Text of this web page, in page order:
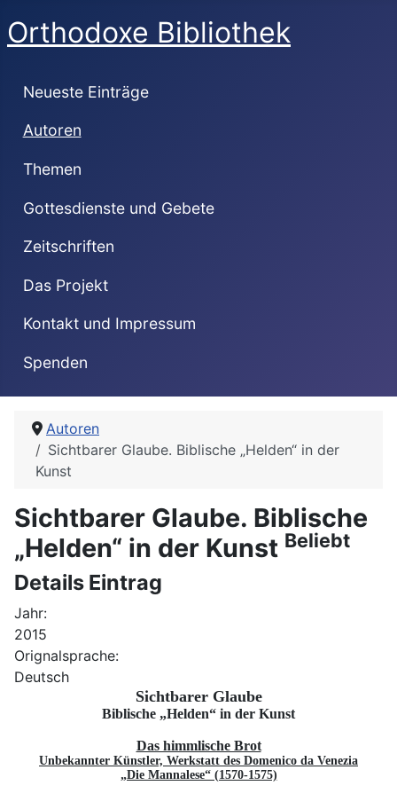
Orthodoxe Bibliothek
Neueste Einträge
Autoren
Themen
Gottesdienste und Gebete
Zeitschriften
Das Projekt
Kontakt und Impressum
Spenden
Autoren
Sichtbarer Glaube. Biblische „Helden“ in der
Kunst
Sichtbarer Glaube. Biblische
„Helden“ in der Kunst Beliebt
Details Eintrag
Jahr:
2015
Orignalsprache:
Deutsch
Sichtbarer Glaube
Biblische „Helden“ in der Kunst
Das himmlische Brot
Unbekannter Künstler, Werkstatt des Domenico da Venezia
„Die Mannalese“ (1570-1575)